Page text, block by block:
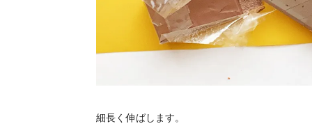
細長く伸ばします。